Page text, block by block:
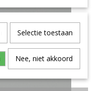
Selectie toestaan
Nee, niet akkoord